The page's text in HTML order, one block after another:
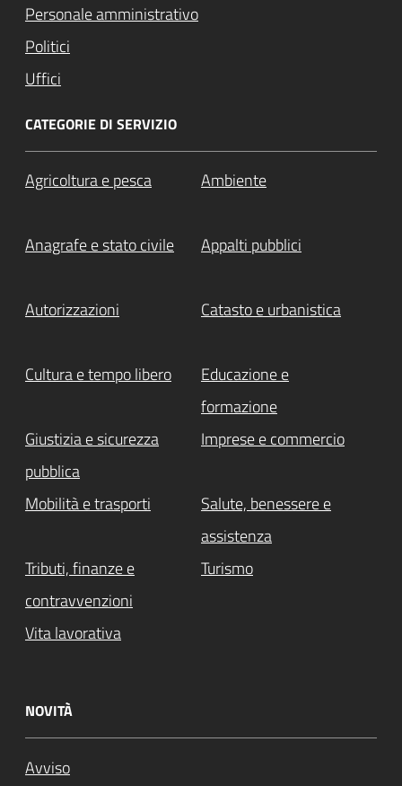
Personale amministrativo
Politici
Uffici
CATEGORIE DI SERVIZIO
Agricoltura e pesca Ambiente
Anagrafe e stato civile Appalti pubblici
Autorizzazioni Catasto e urbanistica
Cultura e tempo libero
Educazione e
formazione
Giustizia e sicurezza
pubblica
Imprese e commercio
Mobilità e trasporti
Salute, benessere e
assistenza
Tributi, finanze e
contravvenzioni
Turismo
Vita lavorativa
NOVITÀ
Avviso